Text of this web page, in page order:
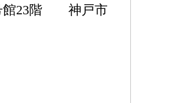
号館23階 神戸市